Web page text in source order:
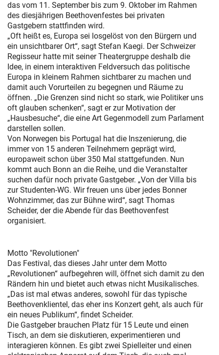
das vom 11. September bis zum 9. Oktober im Rahmen
des diesjährigen Beethovenfestes bei privaten
Gastgebern stattfinden wird.
„Oft heißt es, Europa sei losgelöst von den Bürgern und
ein unsichtbarer Ort“, sagt Stefan Kaegi. Der Schweizer
Regisseur hatte mit seiner Theatergruppe deshalb die
Idee, in einem interaktiven Feldversuch das politische
Europa in kleinem Rahmen sichtbarer zu machen und
damit auch Vorurteilen zu begegnen und Räume zu
öffnen. „Die Grenzen sind nicht so stark, wie Politiker uns
oft glauben schenken“, sagt er zur Motivation der
„Hausbesuche“, die eine Art Gegenmodell zum Parlament
darstellen sollen.
Von Norwegen bis Portugal hat die Inszenierung, die
immer von 15 anderen Teilnehmern geprägt wird,
europaweit schon über 350 Mal stattgefunden. Nun
kommt auch Bonn an die Reihe, und die Veranstalter
suchen dafür noch private Gastgeber. „Von der Villa bis
zur Studenten-WG. Wir freuen uns über jedes Bonner
Wohnzimmer, das zur Bühne wird“, sagt Thomas
Scheider, der die Abende für das Beethovenfest
organisiert.
Motto "Revolutionen"
Das Festival, das dieses Jahr unter dem Motto
„Revolutionen“ aufbegehren will, öffnet sich damit zu den
Rändern hin und bietet auch etwas nicht Musikalisches.
„Das ist mal etwas anderes, sowohl für das typische
Beethovenklientel, das eher ins Konzert geht, als auch für
ein neues Publikum“, findet Scheider.
Die Gastgeber brauchen Platz für 15 Leute und einen
Tisch, an dem sie diskutieren, experimentieren und
interagieren können. Es gibt zwei Spielleiter und einen